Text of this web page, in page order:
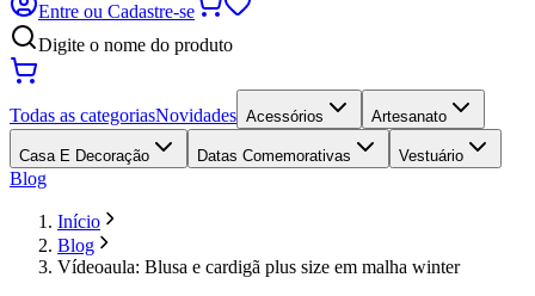
Entre ou Cadastre-se
Digite o nome do produto
Todas as categoriasNovidades Acessórios Artesanato
Casa E Decoração Datas Comemorativas Vestuário
Blog
Início
Blog
Vídeoaula: Blusa e cardigã plus size em malha winter